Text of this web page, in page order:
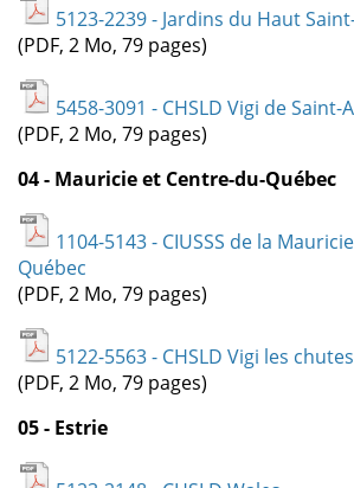
5123-2239 - Jardins du Haut
(PDF, 2 Mo, 79 pages)
5458-3091 - CHSLD Vigi de Saint-
(PDF, 2 Mo, 79 pages)
04 - Mauricie et Centre-du-Québec
1104-5143 - CIUSSS de la
Québec
(PDF, 2 Mo, 79 pages)
5122-5563 - CHSLD Vigi les chutes
(PDF, 2 Mo, 79 pages)
05 - Estrie